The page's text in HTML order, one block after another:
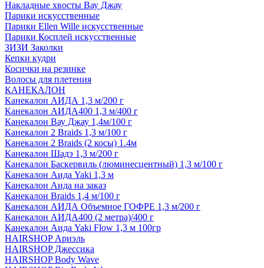
Накладные хвосты Вау Джау
Парики искусственные
Парики Ellen Wille искусственные
Парики Косплей искусственные
ЗИЗИ Заколки
Кепки кудри
Косички на резинке
Волосы для плетения
КАНЕКАЛОН
Канекалон АИДА 1,3 м/200 г
Канекалон АИДА400 1,3 м/400 г
Канекалон Вау Джау 1,4м/100 г
Канекалон 2 Braids 1,3 м/100 г
Канекалон 2 Braids (2 косы) 1.4м
Канекалон Шадэ 1,3 м/200 г
Канекалон Баскервиль (люминесцентный) 1,3 м/100 г
Канекалон Аида Yaki 1,3 м
Канекалон Аида на заказ
Канекалон Braids 1,4 м/100 г
Канекалон АИДА Объемное ГОФРЕ 1,3 м/200 г
Канекалон АИДА400 (2 метра)/400 г
Канекалон Аида Yaki Flow 1,3 м 100гр
HAIRSHOP Ариэль
HAIRSHOP Джессика
HAIRSHOP Body Wave